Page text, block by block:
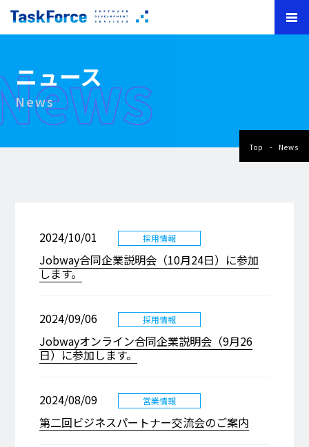
ニュース
News
Top News
2024/10/01 採用情報
Jobway合同企業説明会（10月24日）に参加
します。
2024/09/06 採用情報
Jobwayオンライン合同企業説明会（9月26
日）に参加します。
2024/08/09 営業情報
第二回ビジネスパートナー交流会のご案内